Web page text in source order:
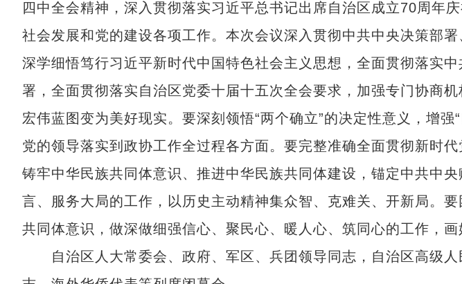
四中全会精神，深入贯彻落实习近平总书记出席自治区成立70周年
社会发展和党的建设各项工作。本次会议深入贯彻中共中央决策部
深学细悟笃行习近平新时代中国特色社会主义思想，全面贯彻落实
署，全面贯彻落实自治区党委十届十五次全会要求，加强专门协商
宏伟蓝图变为美好现实。要深刻领悟“两个确立”的决定性意义，增
党的领导落实到政协工作全过程各方面。要完整准确全面贯彻新时
铸牢中华民族共同体意识、推进中华民族共同体建设，锚定中共中
言、服务大局的工作，以历史主动精神集众智、克难关、开新局。
共同体意识，做深做细强信心、聚民心、暖人心、筑同心的工作，
自治区人大常委会、政府、军区、兵团领导同志，自治区高级人